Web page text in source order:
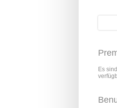
Suche
Es